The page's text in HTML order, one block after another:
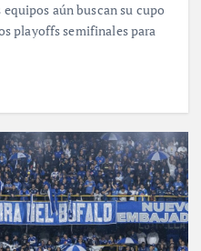
aún buscan su cupo
playoffs semifinales para